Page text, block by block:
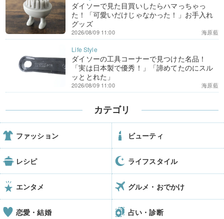
ダイソーで見た目買いしたらハマっちゃっ
た！「可愛いだけじゃなかった！」お手入れ
グッズ
海原藍
2026/08/09 11:00
ダイソーの工具コーナーで見つけた名品！
「実は日本製で優秀！」「諦めてたのにスル
ッととれた」
海原藍
2026/08/09 11:00
カテゴリ
ファッション ビューティ
レシピ ライフスタイル
エンタメ グルメ・おでかけ
恋愛・結婚 占い・診断